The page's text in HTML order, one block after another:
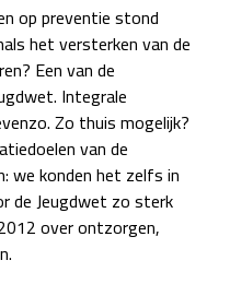
op preventie stond
het versterken van de
Een van de
Integrale
Zo thuis mogelijk?
van de
we konden het zelfs in
de Jeugdwet zo sterk
over ontzorgen,